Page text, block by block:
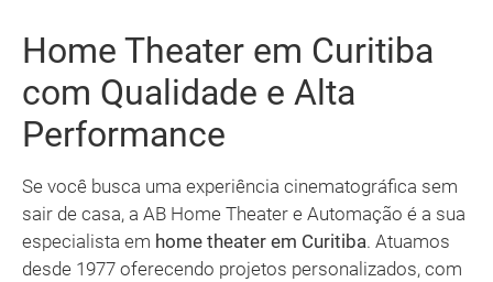
Home Theater em Curitiba
com Qualidade e Alta
Performance
Se você busca uma experiência cinematográfica sem
sair de casa, a AB Home Theater e Automação é a sua
especialista em home theater em Curitiba. Atuamos
desde 1977 oferecendo projetos personalizados, com